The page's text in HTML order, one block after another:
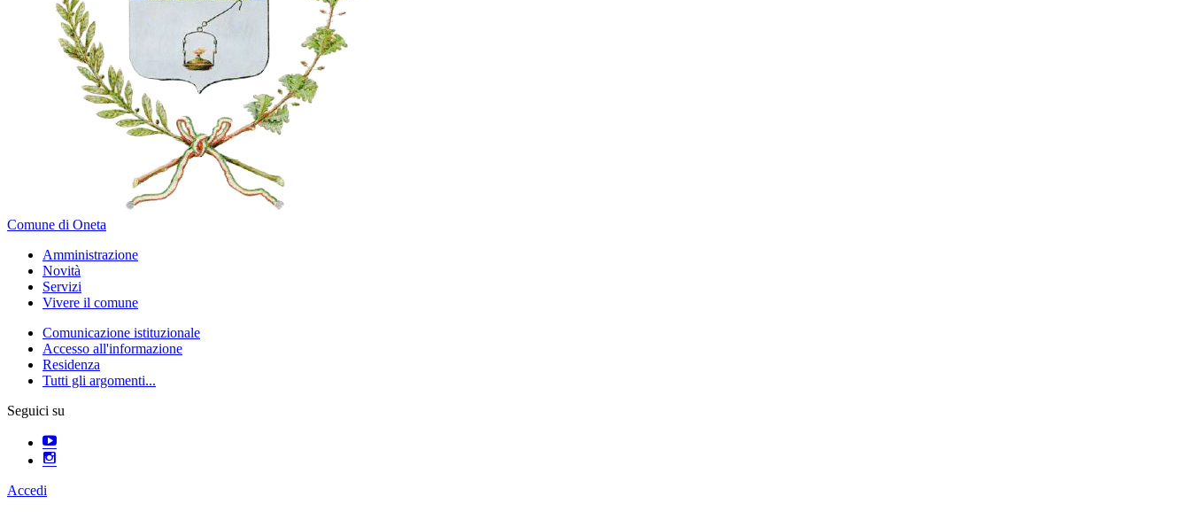
Comune di Oneta
Amministrazione
Novità
Servizi
Vivere il comune
Comunicazione istituzionale
Accesso all'informazione
Residenza
Tutti gli argomenti...
Seguici su
Accedi